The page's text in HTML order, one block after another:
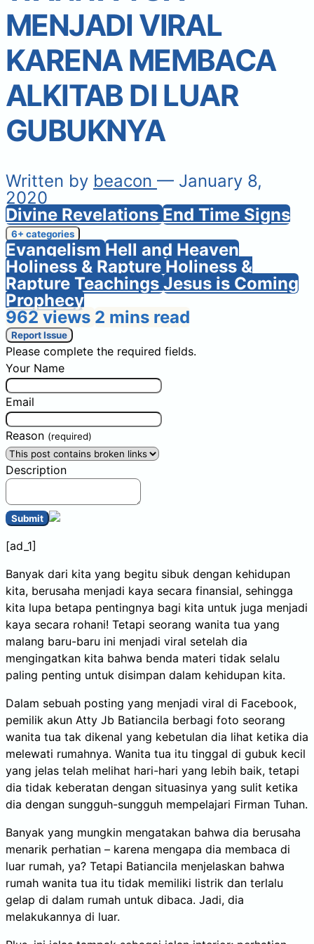
MENJADI VIRAL
KARENA MEMBACA
ALKITAB DI LUAR
GUBUKNYA
Written by beacon — January 8,
2020
Divine RevelationsEnd Time Signs
6+ categories
EvangelismHell and Heaven
Holiness & Rapture Holiness &
Rapture TeachingsJesus is Coming
Prophecy
962 views 2 mins read
Report Issue
Please complete the required fields.
Your Name
Email
Reason (required)
Description
Submit
[ad_1]
Banyak dari kita yang begitu sibuk dengan kehidupan
kita, berusaha menjadi kaya secara finansial, sehingga
kita lupa betapa pentingnya bagi kita untuk juga menjadi
kaya secara rohani! Tetapi seorang wanita tua yang
malang baru-baru ini menjadi viral setelah dia
mengingatkan kita bahwa benda materi tidak selalu
paling penting untuk disimpan dalam kehidupan kita.
Dalam sebuah posting yang menjadi viral di Facebook,
pemilik akun Atty Jb Batiancila berbagi foto seorang
wanita tua tak dikenal yang kebetulan dia lihat ketika dia
melewati rumahnya. Wanita tua itu tinggal di gubuk kecil
yang jelas telah melihat hari-hari yang lebih baik, tetapi
dia tidak keberatan dengan situasinya yang sulit ketika
dia dengan sungguh-sungguh mempelajari Firman Tuhan.
Banyak yang mungkin mengatakan bahwa dia berusaha
menarik perhatian – karena mengapa dia membaca di
luar rumah, ya? Tetapi Batiancila menjelaskan bahwa
rumah wanita tua itu tidak memiliki listrik dan terlalu
gelap di dalam rumah untuk dibaca. Jadi, dia
melakukannya di luar.